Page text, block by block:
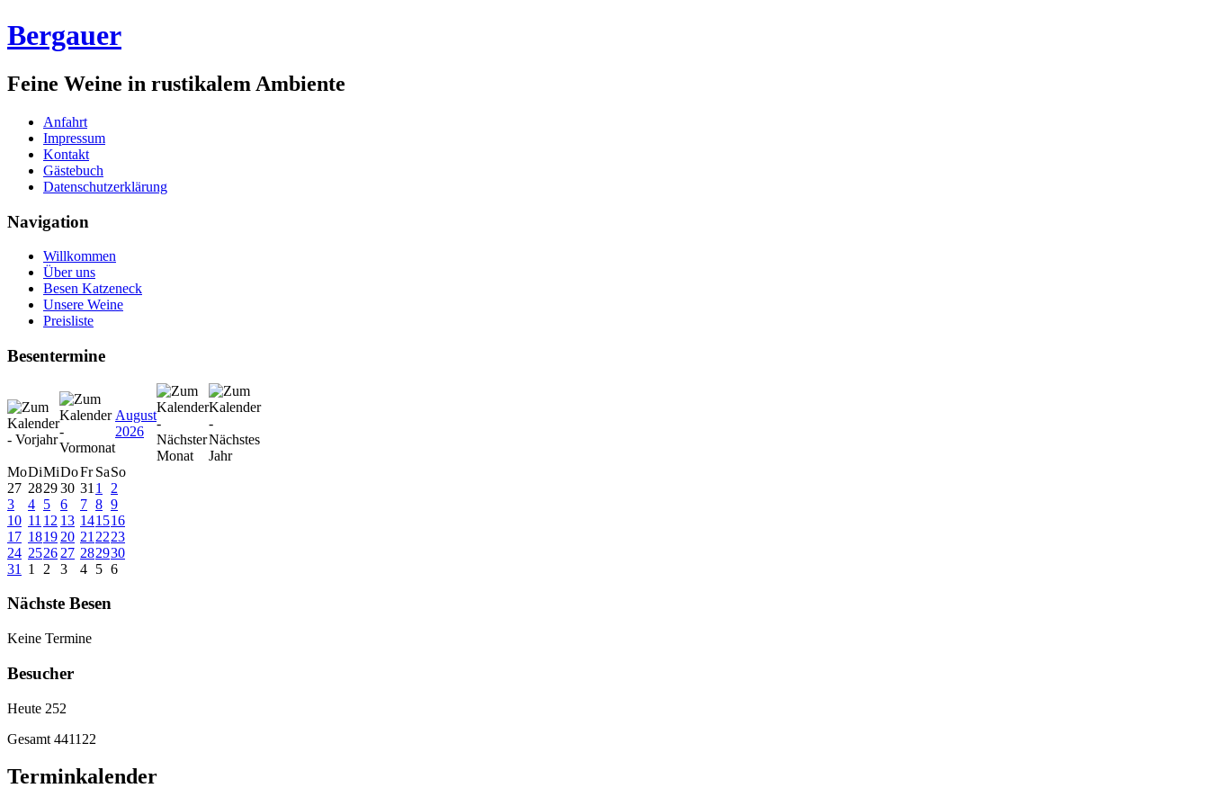
Bergauer
Feine Weine in rustikalem Ambiente
Anfahrt
Impressum
Kontakt
Gästebuch
Datenschutzerklärung
Navigation
Willkommen
Über uns
Besen Katzeneck
Unsere Weine
Preisliste
Besentermine
August
2026
MoDiMiDoFr SaSo
27 282930 31 1
2
3
4 5 6 7 8 9
10 11 12 13 141516
17 1819 20 21 2223
24 2526 27 282930
31
1 2 3 4 5 6
Nächste Besen
Keine Termine
Besucher
Heute 252
Gesamt 441122
Terminkalender